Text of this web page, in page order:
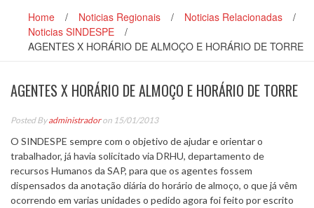
Home / Noticias Regionais / Noticias Relacionadas
/
Noticias SINDESPE
/
AGENTES X HORÁRIO DE ALMOÇO E HORÁRIO DE TORRE
AGENTES X HORÁRIO DE ALMOÇO E HORÁRIO DE TORRE
Posted Byadministradoron 15/01/2013
O SINDESPE sempre com o objetivo de ajudar e orientar o
trabalhador, já havia solicitado via DRHU, departamento de
recursos Humanos da SAP, para que os agentes fossem
dispensados da anotação diária do horário de almoço, o que já vêm
ocorrendo em varias unidades o pedido agora foi feito por escrito